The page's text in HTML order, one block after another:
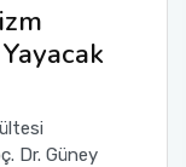
Dr. Güney